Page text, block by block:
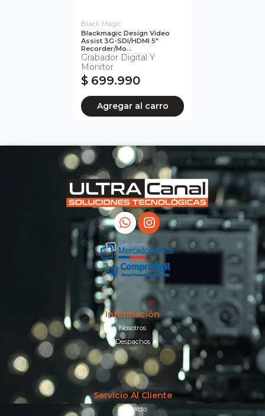
Black Magic
Blackmagic Design Video
Assist 3G-SDI/HDMI 5"
Recorder/Mo...
Grabador Digital Y
Monitor
$ 699.990
Agregar al carro
Información
Nosotros
Despachos
Servicio Al Cliente
Contacto